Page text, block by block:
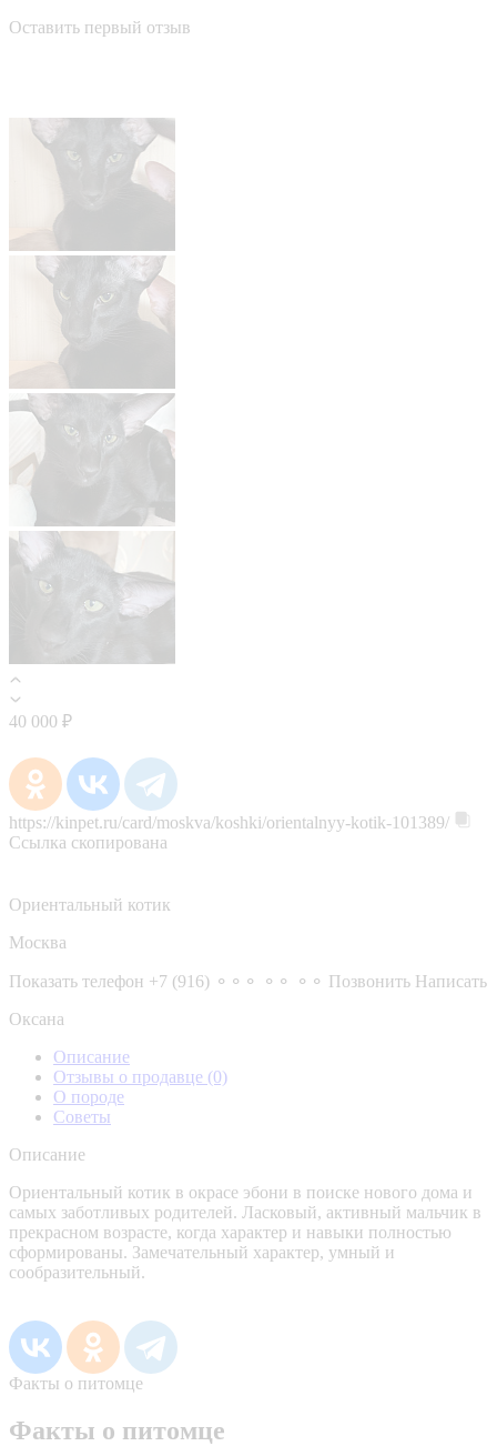
Оставить первый отзыв
40 000 ₽
https://kinpet.ru/card/moskva/koshki/orientalnyy-kotik-101389/
Ссылка скопирована
Ориентальный котик
Москва
Показать телефон +7 (916) ⚬⚬⚬ ⚬⚬ ⚬⚬ Позвонить Написать
Оксана
Описание
Отзывы о продавце (0)
О породе
Советы
Описание
Ориентальный котик в окрасе эбони в поиске нового дома и
самых заботливых родителей. Ласковый, активный мальчик в
прекрасном возрасте, когда характер и навыки полностью
сформированы. Замечательный характер, умный и
сообразительный.
Факты о питомце
Факты о питомце